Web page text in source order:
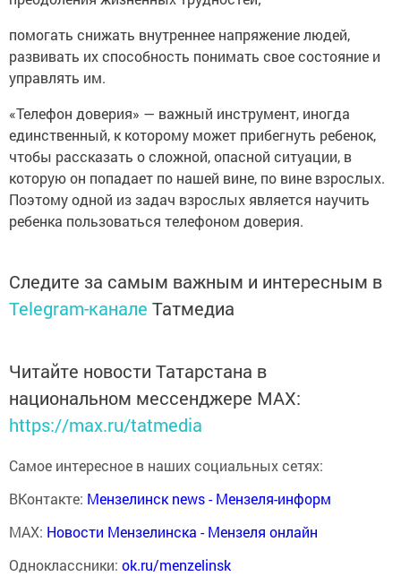
помогать снижать внутреннее напряжение людей,
развивать их способность понимать свое состояние и
управлять им.
«Телефон доверия» — важный инструмент, иногда
единственный, к которому может прибегнуть ребенок,
чтобы рассказать о сложной, опасной ситуации, в
которую он попадает по нашей вине, по вине взрослых.
Поэтому одной из задач взрослых является научить
ребенка пользоваться телефоном доверия.
Следите за самым важным и интересным в
Telegram-канале Татмедиа
Читайте новости Татарстана в
национальном мессенджере MАХ:
https://max.ru/tatmedia
Самое интересное в наших социальных сетях:
ВКонтакте: Мензелинск news - Мензеля-информ
MAX: Новости Мензелинска - Мензеля онлайн
Одноклассники: ok.ru/menzelinsk